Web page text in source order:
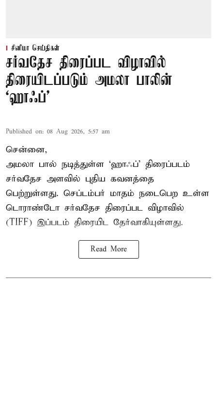
சினிமா செய்திகள்
சர்வதேச திரைப்பட விழாவில்
திரையிடப்படும் அமலா பாலின்
‘ஹாஃப்’
Published on: 08 Aug 2026, 5:57 am
சென்னை,
அமலா பால் நடித்துள்ள ‘ஹாஃப்’ திரைப்படம்
சர்வதேச அளவில் புதிய கவனத்தை
பெற்றுள்ளது. செப்டம்பர் மாதம் நடைபெற உள்ள
டொராண்டோ சர்வதேச திரைப்பட விழாவில்
(TIFF) இப்படம் திரையிட தேர்வாகியுள்ளது.
Read More